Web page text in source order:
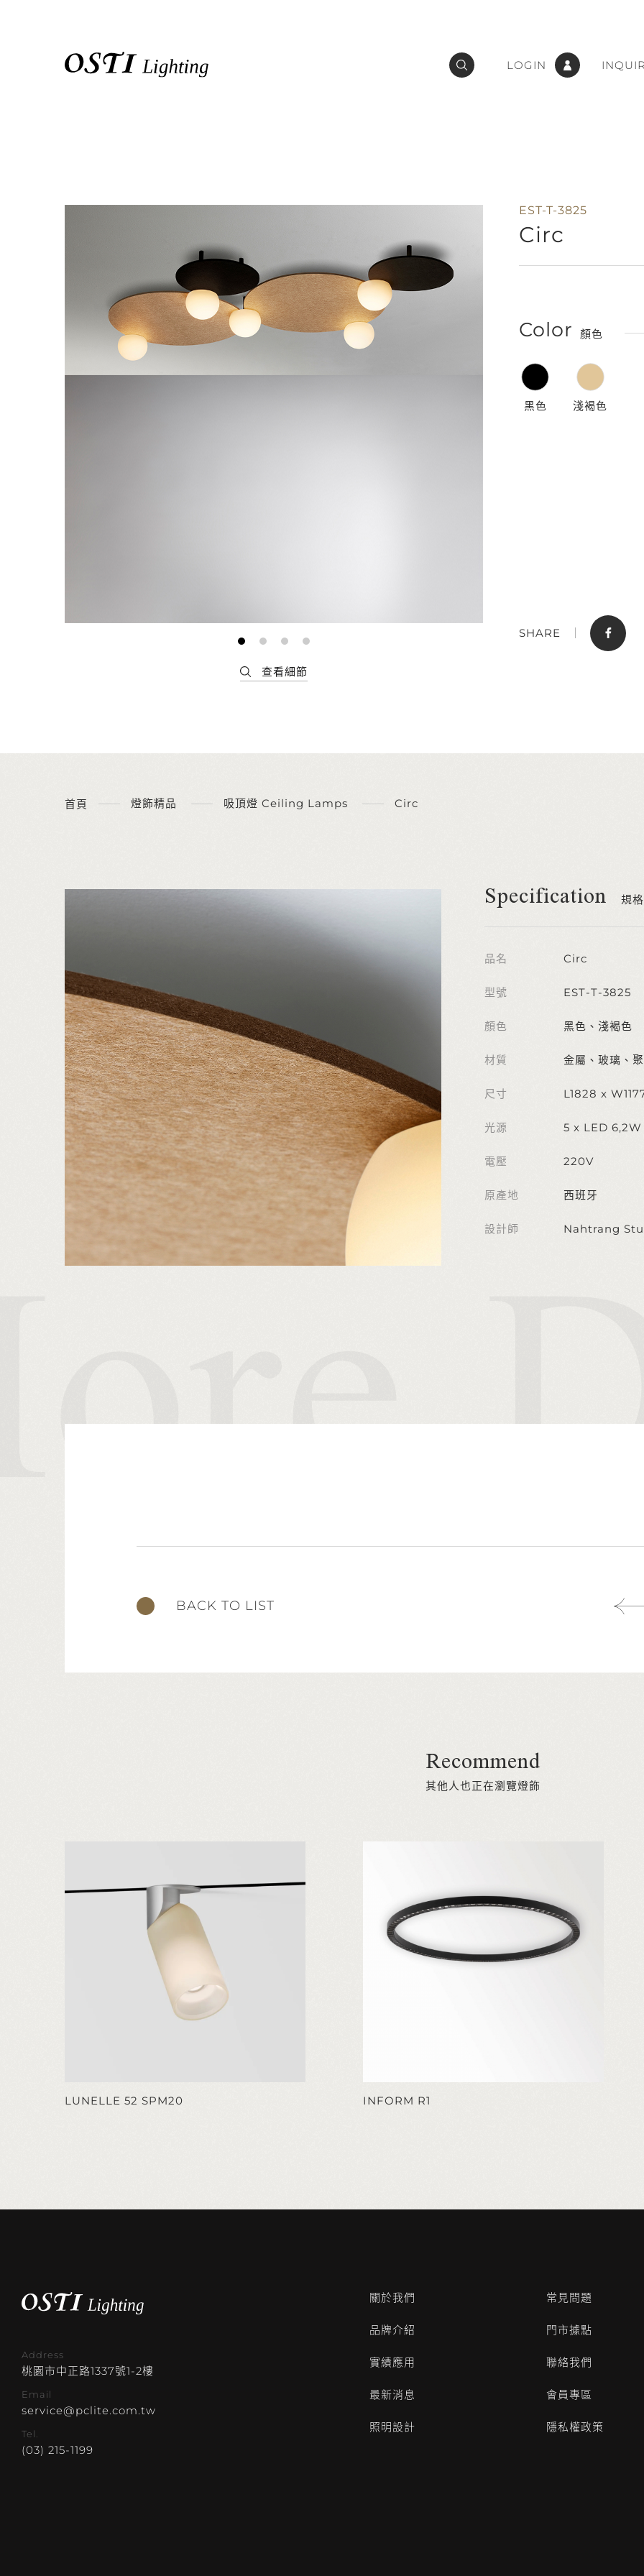
品牌介紹
最新消息
LOGIN
EST-T-3825
Circ
Color 顏色
黑色 淺褐色
SHARE
首頁 燈飾精品 吸頂燈 Ceiling Lamps Circ
Specification 規
品名 Circ
型號 EST-T-3825
顏色 黑色、淺褐色
材質 金屬、玻璃、
尺寸 L1828 x
光源 5 x LED 6,2W
電壓 220V
原產地 西班牙
設計師 Nahtrang
BACK TO LIST
Recommend
其他人也正在瀏覽燈飾
LUNELLE 52 SPM20 INFORM R1
Address
桃園市中正路1337號1-2樓
Email
service@pclite.com.tw
Tel.
(03) 215-1199
關於我們
品牌介紹
實績應用
最新消息
照明設計
常見問題
門市據點
聯絡我們
會員專區
隱私權政策